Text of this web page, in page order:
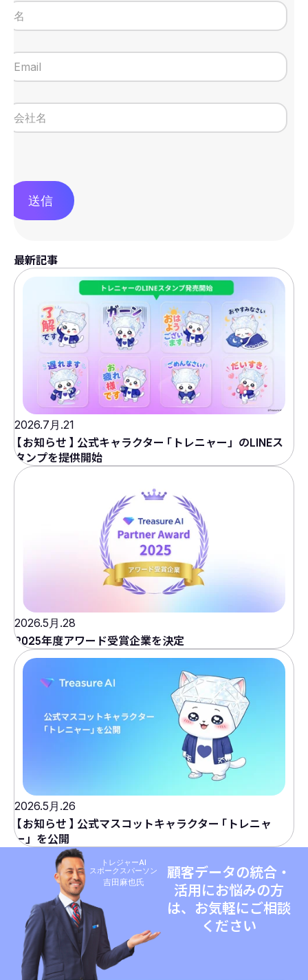
送信
最新記事
2026.7月.21
【お知らせ 】 公式キャラクター 「 トレニャー」のLINEス
タンプを提供開始
2026.5月.28
2025年度アワード受賞企業を決定
2026.5月.26
【お知らせ 】 公式マスコットキャラクター 「 トレニャ
ー」を公開
トレジャーAI
スポークスパーソン
吉田麻也氏
顧客データの統合・
活用にお悩みの方
は、お気軽にご相談
ください